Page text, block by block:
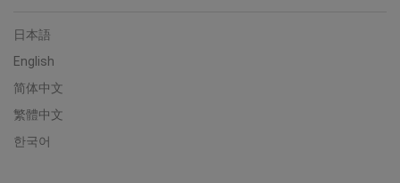
日本語
English
简体中文
繁體中文
한국어